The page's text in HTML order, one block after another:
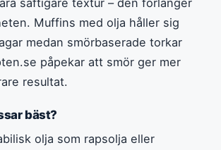
Muffins med olja håller sig
medan smörbaserade torkar
påpekar att smör ger mer
resultat.
bäst?
olja som rapsolja eller